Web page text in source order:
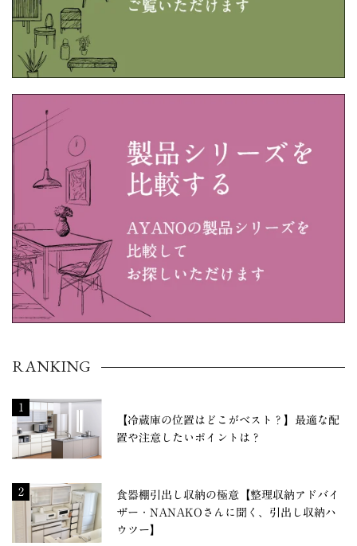
RANKING
1
【冷蔵庫の位置はどこがベスト？】最適な配
置や注意したいポイントは？
2
食器棚引出し収納の極意【整理収納アドバイ
ザー・NANAKOさんに聞く、引出し収納ハ
ウツー】